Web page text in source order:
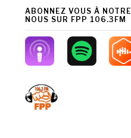
ABONNEZ VOUS À
NOUS SUR FPP 106.3FM